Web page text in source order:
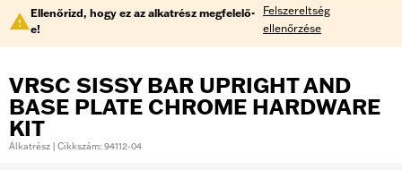
Ellenőrizd, hogy ez az alkatrész megfelelő-
e!
Felszereltség
ellenőrzése
VRSC SISSY BAR UPRIGHT AND
BASE PLATE CHROME HARDWARE
KIT
Alkatrész | Cikkszám: 94112-04